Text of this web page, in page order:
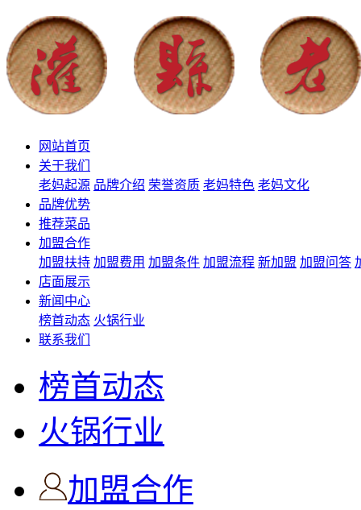
网站首页
关于我们
老妈起源 品牌介绍 荣誉资质 老妈特色 老妈文化
品牌优势
推荐菜品
加盟合作
加盟扶持 加盟费用 加盟条件 加盟流程 新加盟 加盟问答
店面展示
新闻中心
榜首动态 火锅行业
联系我们
榜首动态
火锅行业
加盟合作